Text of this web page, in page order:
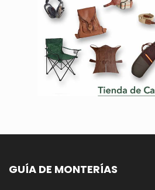
GUÍA DE MONTERÍAS